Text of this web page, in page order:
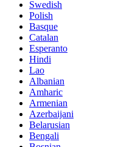
Swedish
Polish
Basque
Catalan
Esperanto
Hindi
Lao
Albanian
Amharic
Armenian
Azerbaijani
Belarusian
Bengali